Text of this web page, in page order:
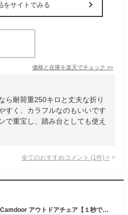
をサイトでみる
価格と在庫を楽天でチェック >>
ら耐荷重250キロと丈夫な折り
すく、カラフルなのもいいです
で重宝し、踏み台としても使え
全てのおすすめコメント (1 件) >
折りたたみ椅子 軽量 持ち運び Camdoor アウトドアチェア【１秒で座れる・耐荷重250kg認定】折り畳み椅子 コンパクト 収納簡単 持ち運び 運動会 お釣り バーベキュー 登山 野外 ハイキング 登山 屋外用/屋内 コンパクトイス 試合観戦